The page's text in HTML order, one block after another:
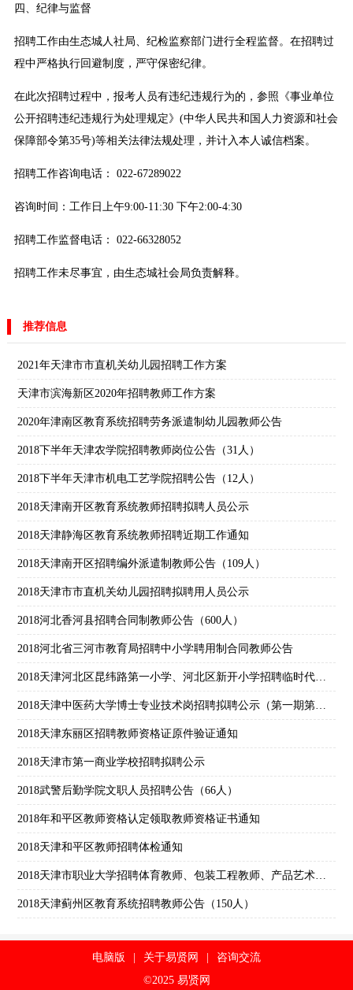
四、纪律与监督
招聘工作由生态城人社局、纪检监察部门进行全程监督。在招聘过
程中严格执行回避制度，严守保密纪律。
在此次招聘过程中，报考人员有违纪违规行为的，参照《事业单位
公开招聘违纪违规行为处理规定》(中华人民共和国人力资源和社会
保障部令第35号)等相关法律法规处理，并计入本人诚信档案。
招聘工作咨询电话： 022-67289022
咨询时间：工作日上午9:00-11:30 下午2:00-4:30
招聘工作监督电话： 022-66328052
招聘工作未尽事宜，由生态城社会局负责解释。
推荐信息
2021年天津市市直机关幼儿园招聘工作方案
天津市滨海新区2020年招聘教师工作方案
2020年津南区教育系统招聘劳务派遣制幼儿园教师公告
2018下半年天津农学院招聘教师岗位公告（31人）
2018下半年天津市机电工艺学院招聘公告（12人）
2018天津南开区教育系统教师招聘拟聘人员公示
2018天津静海区教育系统教师招聘近期工作通知
2018天津南开区招聘编外派遣制教师公告（109人）
2018天津市市直机关幼儿园招聘拟聘用人员公示
2018河北香河县招聘合同制教师公告（600人）
2018河北省三河市教育局招聘中小学聘用制合同教师公告
2018天津河北区昆纬路第一小学、河北区新开小学招聘临时代课教师公告（14人）
2018天津中医药大学博士专业技术岗招聘拟聘公示（第一期第二批）
2018天津东丽区招聘教师资格证原件验证通知
2018天津市第一商业学校招聘拟聘公示
2018武警后勤学院文职人员招聘公告（66人）
2018年和平区教师资格认定领取教师资格证书通知
2018天津和平区教师招聘体检通知
2018天津市职业大学招聘体育教师、包装工程教师、产品艺术设计教师特别通知
2018天津蓟州区教育系统招聘教师公告（150人）
电脑版 关于易贤网
咨询交流
©2025 易贤网